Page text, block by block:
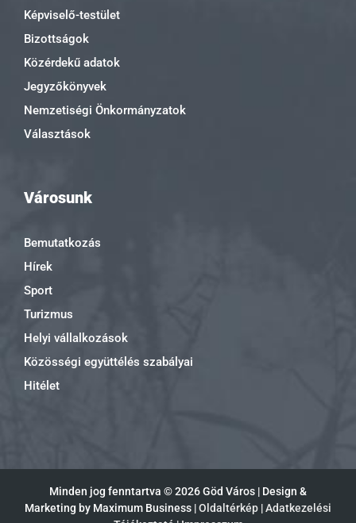
Képviselő-testület
Bizottságok
Közérdekű adatok
Jegyzőkönyvek
Nemzetiségi Önkormányzatok
Választások
Városunk
Bemutatkozás
Hírek
Sport
Turizmus
Helyi vállalkozások
Közösségi együttélés szabályai
Hitélet
Minden jog fenntartva ©2026 Göd Város | Design &
Marketing by Maximum Business |Oldaltérkép |Adatkezelési